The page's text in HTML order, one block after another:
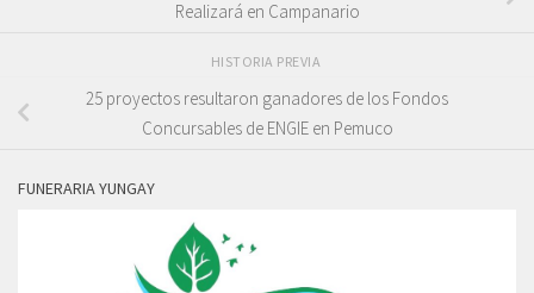
Realizará en Campanario
HISTORIA PREVIA
25 proyectos resultaron ganadores de los Fondos
Concursables de ENGIE en Pemuco
FUNERARIA YUNGAY